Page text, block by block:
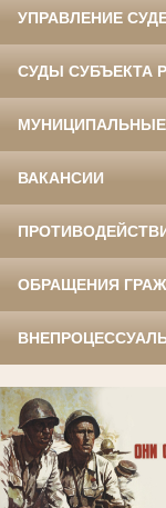
УПРАВЛЕНИЕ
СУДЫ СУБЪЕКТА
ВАКАНСИИ
ОБРАЩЕНИЯ